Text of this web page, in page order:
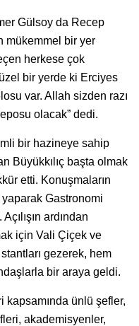
Gülsoy da Recep
mükemmel bir yer
herkese çok
bir yerde ki Erciyes
var. Allah sizden razı
olacak” dedi.
bir hazineye sahip
Büyükkılıç başta olmak
etti. Konuşmaların
Gastronomi
ardından
için Vali Çiçek ve
gezerek, hem
bir araya geldi.
ünlü şefler,
akademisyenler,